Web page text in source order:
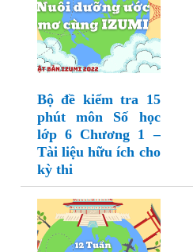
Bộ đề kiểm tra 15
phút môn Số học
lớp 6 Chương 1 –
Tài liệu hữu ích cho
kỳ thi